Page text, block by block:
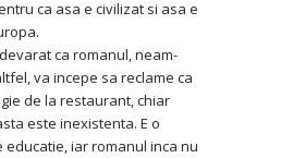
ca asa e civilizat si asa e
ca romanul, neam-
va incepe sa reclame ca
de la restaurant, chiar
este inexistenta. E o
educatie, iar romanul inca nu